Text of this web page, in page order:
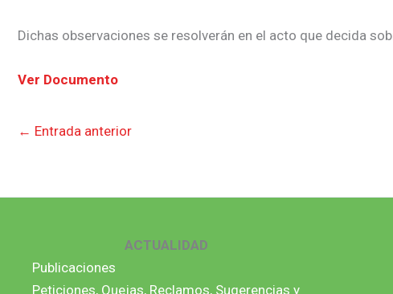
Dichas observaciones se resolverán en el acto que decida
Ver Documento
← Entrada anterior
ACTUALIDAD
Publicaciones
Peticiones, Quejas, Reclamos, Sugerencias y